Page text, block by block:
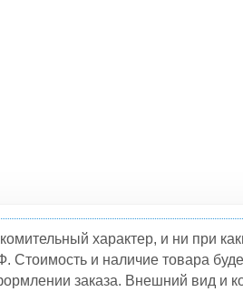
характер, и ни при
и наличие товара
заказа. Внешний вид и